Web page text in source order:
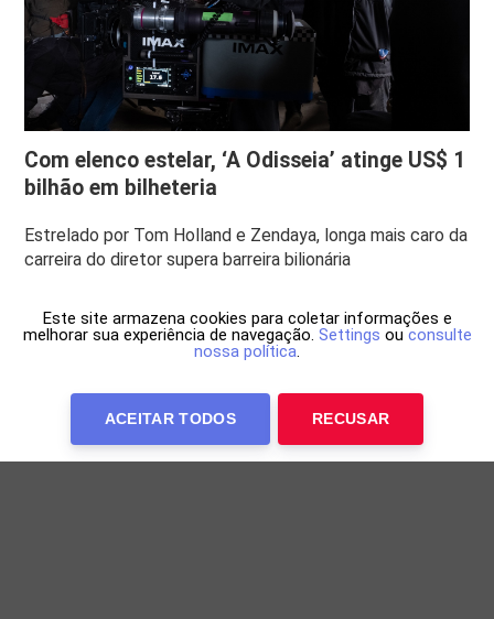
Com elenco estelar, ‘A Odisseia’ atinge US$ 1
bilhão em bilheteria
Estrelado por Tom Holland e Zendaya, longa mais caro da
carreira do diretor supera barreira bilionária
Este site armazena cookies para coletar informações e
melhorar sua experiência de navegação. Settings ou consulte
nossa política.
ACEITAR TODOS RECUSAR